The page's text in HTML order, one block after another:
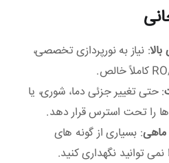
: نیاز به نورپردازی تخصصی،
: حتی تغییر جزئی دما، شوری، یا
را تحت استرس قرار دهد.
: بسیاری از گونه‌ های
توانید نگهداری کنید.